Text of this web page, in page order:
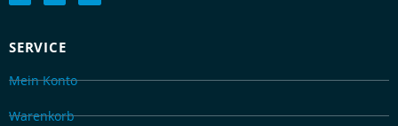
SERVICE
Mein Konto
Warenkorb